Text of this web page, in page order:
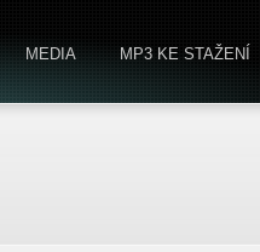
MEDIA MP3 KE STAŽENÍ